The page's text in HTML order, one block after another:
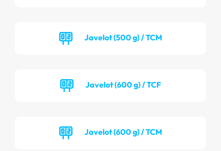
Javelot (500 g) / TCM
Javelot (600 g) / TCF
Javelot (600 g) / TCM